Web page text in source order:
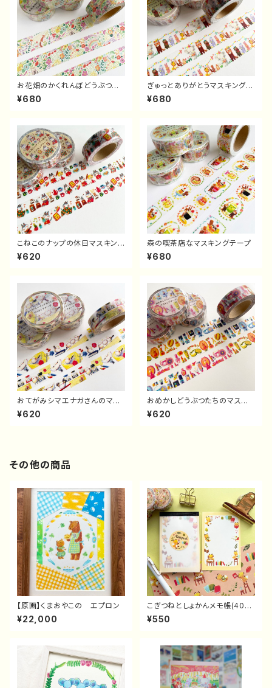
お花畑のかくれんぼどうぶつマ
スキングテープ
¥680
ぎゅっとありがとうマスキングテ
ープ
¥680
こねこのナップの休日マスキング
テープ
¥620
森の喫茶店なマスキングテープ
¥680
おてがみシマエナガさんのマス
キングテープ
¥620
おめかしどうぶつたちのマスキ
ングテープ
¥620
その他の商品
【原画】くまおやこの エプロン
¥22,000
こぎつねとしょかんメモ帳(40
枚)
¥550